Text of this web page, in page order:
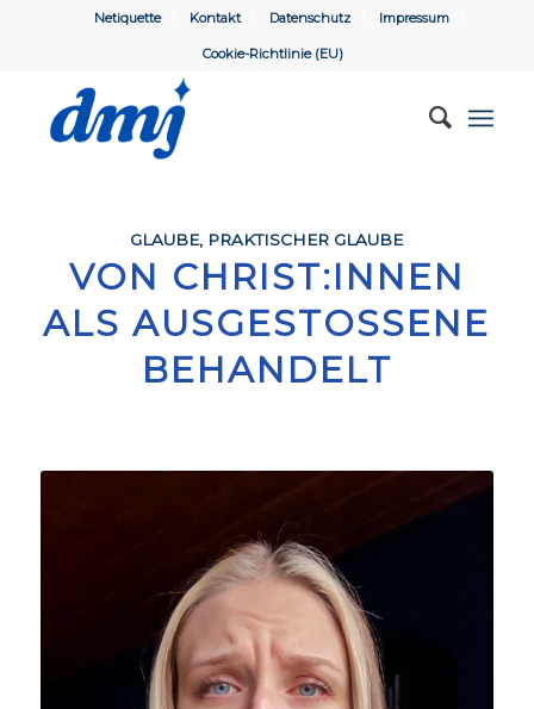
Netiquette Kontakt Datenschutz Impressum
Cookie-Richtlinie (EU)
GLAUBE, PRAKTISCHER GLAUBE
VON CHRIST:INNEN
ALS AUSGESTOSSENE B
EHANDELT